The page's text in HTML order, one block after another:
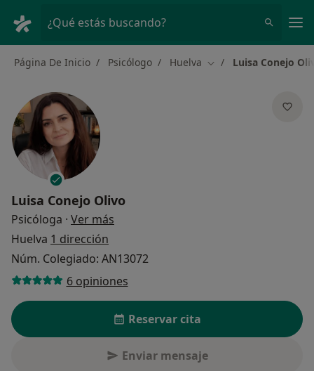
¿Qué estás buscando?
Página De Inicio Psicólogo Huelva Cambiar de ciudad
Luisa Conejo
Luisa Conejo Olivo
Psicóloga · Ver más
Huelva 1 dirección
Núm. Colegiado: AN13072
6 opiniones
Reservar cita
Enviar mensaje